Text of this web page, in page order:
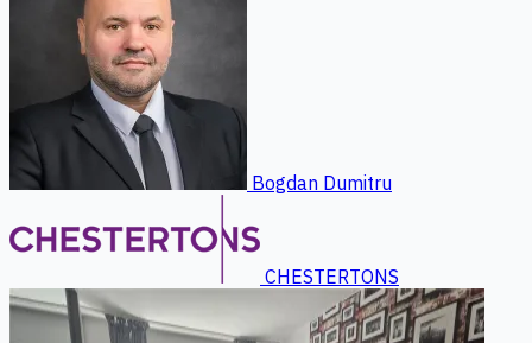
Bogdan Dumitru
CHESTERTONS